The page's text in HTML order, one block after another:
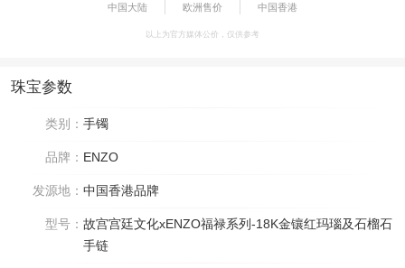
中国大陆 欧洲售价 中国香港
以上为官方媒体公价，仅供参考
珠宝参数
类别： 手镯
品牌： ENZO
发源地： 中国香港品牌
型号： 故宫宫廷文化xENZO福禄系列-18K金镶红玛瑙及石榴石
手链